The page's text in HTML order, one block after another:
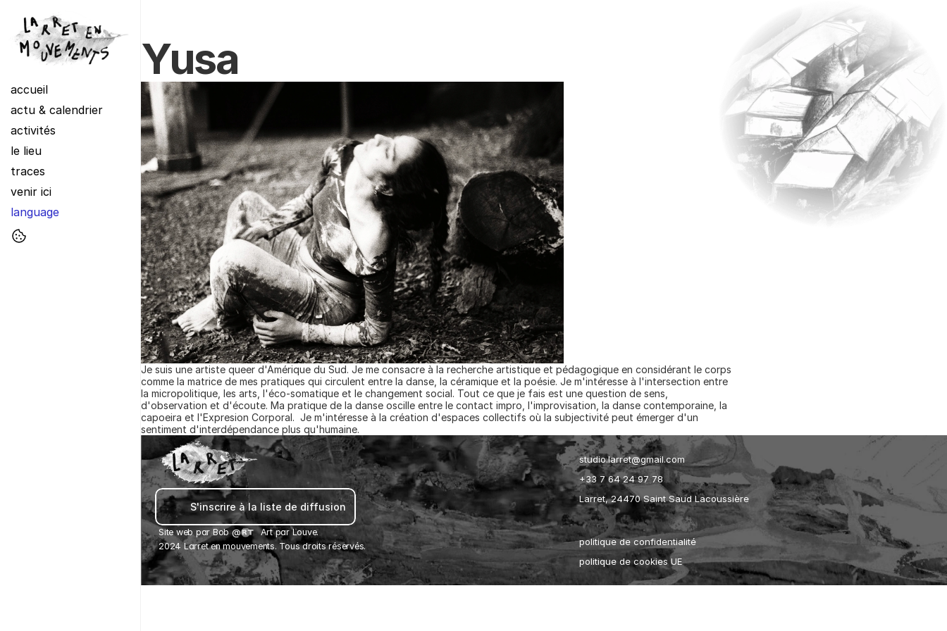
accueil
actu & calendrier
activités
le lieu
traces
venir ici
language
Yusa
Je suis une artiste queer d'Amérique du Sud. Je me consacre à la recherche artistique et pédagogique en considérant le corps
comme la matrice de mes pratiques qui circulent entre la danse, la céramique et la poésie. Je m'intéresse à l'intersection entre
la micropolitique, les arts, l'éco-somatique et le changement social. Tout ce que je fais est une question de sens,
d'observation et d'écoute. Ma pratique de la danse oscille entre le contact impro, l'improvisation, la danse contemporaine, la
capoeira et l'Expresion Corporal.  Je m'intéresse à la création d'espaces collectifs où la subjectivité peut émerger d'un
sentiment d'interdépendance plus qu'humaine.
S'inscrire à la liste de diffusion
Site web par Bob @
Art par Louve.
2024 Larret en mouvements. Tous droits réservés.
studio.larret@gmail.com
+33 7 64 24 97 78
Larret, 24470 Saint Saud Lacoussière
politique de confidentialité
politique de cookies UE